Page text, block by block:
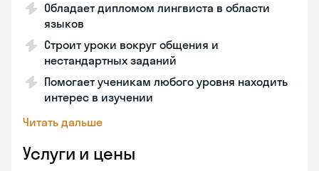
Обладает дипломом лингвиста в области
языков
Строит уроки вокруг общения и
нестандартных заданий
Помогает ученикам любого уровня находить
интерес в изучении
Читать дальше
Услуги и цены